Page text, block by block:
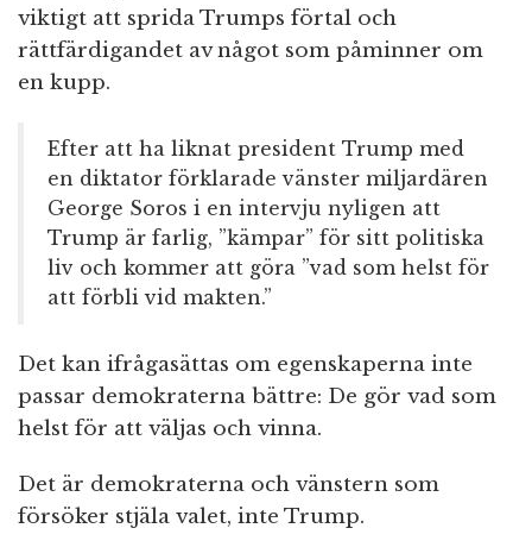
viktigt att sprida Trumps förtal och
rättfärdigandet av något som påminner om
en kupp.
Efter att ha liknat president Trump med
en diktator förklarade vänster miljardären
George Soros i en intervju nyligen att
Trump är farlig, ”kämpar” för sitt politiska
liv och kommer att göra ”vad som helst för
att förbli vid makten.”
Det kan ifrågasättas om egenskaperna inte
passar demokraterna bättre: De gör vad som
helst för att väljas och vinna.
Det är demokraterna och vänstern som
försöker stjäla valet, inte Trump.